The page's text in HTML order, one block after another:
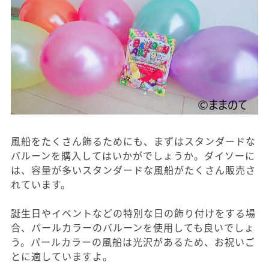
風船をたくさん飾るためにも、まずはスタンダードな
バルーンを購入してはいかがでしょうか。ダイソーに
は、容量が多いスタンダードな風船がたくさん販売さ
れています。
誕生日やイベントなどの特別な日の飾り付けをする場
合、パールカラーのバルーンを使用しても良いでしょ
う。パールカラーの風船は光沢があるため、お祝いご
とに適していますよ。